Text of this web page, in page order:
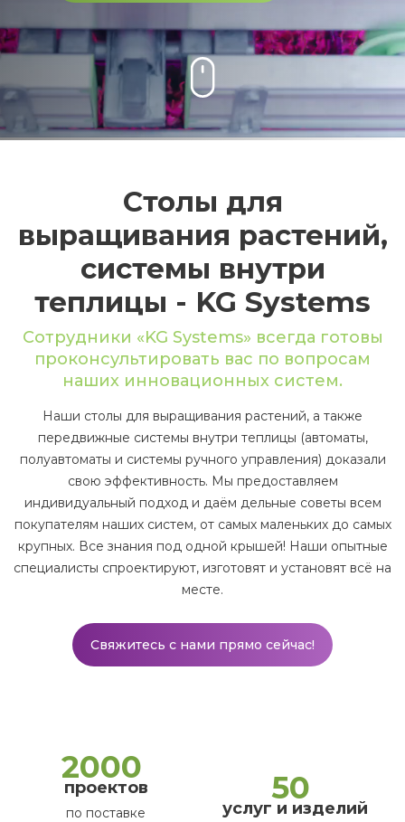
Столы для
выращивания растений,
системы внутри
теплицы - KG Systems
Сотрудники «KG Systems» всегда готовы
проконсультировать вас по вопросам
наших инновационных систем.
Наши столы для выращивания растений, а также
передвижные системы внутри теплицы (автоматы,
полуавтоматы и системы ручного управления) доказали
свою эффективность. Мы предоставляем
индивидуальный подход и даём дельные советы всем
покупателям наших систем, от самых маленьких до самых
крупных. Все знания под одной крышей! Наши опытные
специалисты спроектируют, изготовят и установят всё на
месте.
Свяжитесь с нами прямо сейчас!
2000
проектов
по поставке
50
услуг и изделий